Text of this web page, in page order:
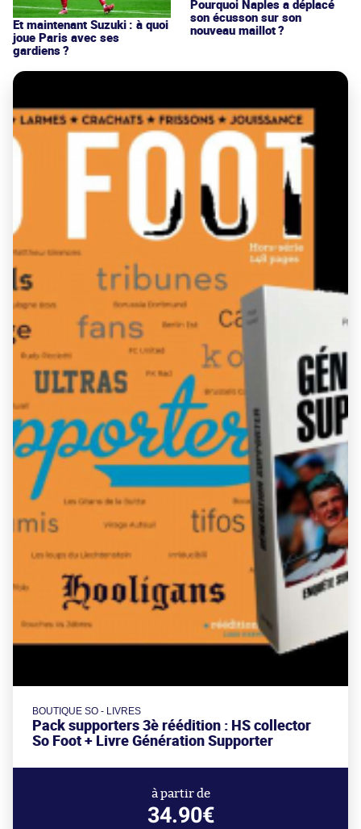
Et maintenant Suzuki : à quoi
joue Paris avec ses
gardiens ?
Pourquoi Naples a déplacé
son écusson sur son
nouveau maillot ?
BOUTIQUE SO - LIVRES
Pack supporters 3è réédition : HS collector
So Foot + Livre Génération Supporter
à partir de
34.90€